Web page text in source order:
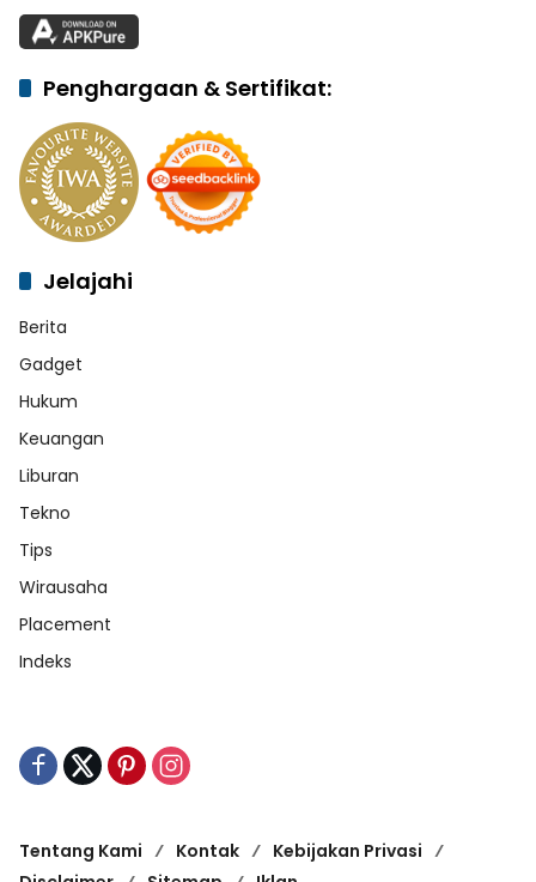
Penghargaan & Sertifikat:
Jelajahi
Berita
Gadget
Hukum
Keuangan
Liburan
Tekno
Tips
Wirausaha
Placement
Indeks
Tentang Kami Kontak
Kebijakan Privasi